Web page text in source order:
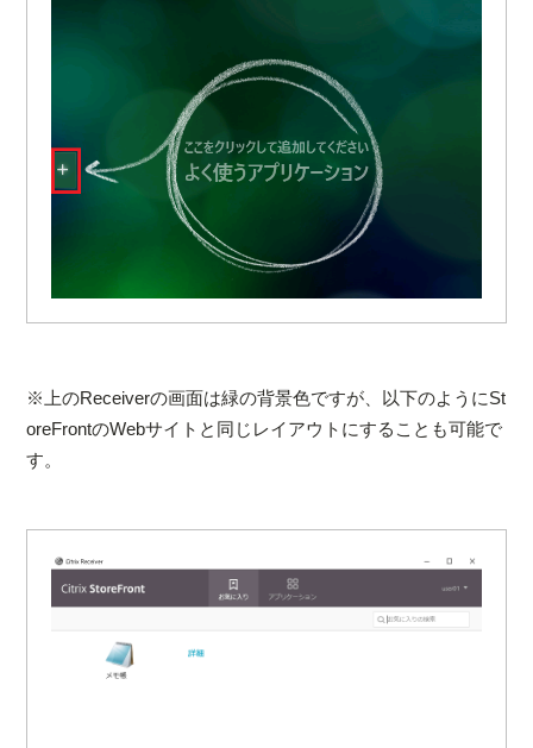
※上のReceiverの画面は緑の背景色ですが、以下のようにSt
oreFrontのWebサイトと同じレイアウトにすることも可能で
す。